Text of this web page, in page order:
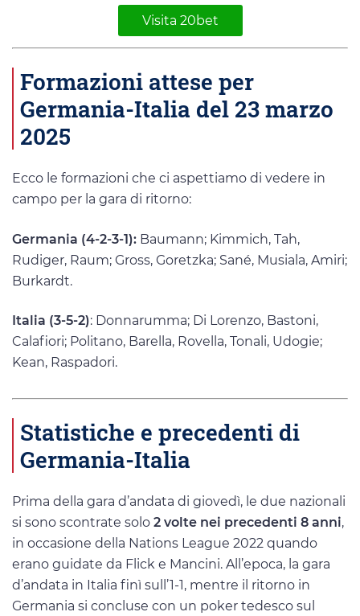
Visita 20bet
Formazioni attese per
Germania-Italia del 23 marzo
2025
Ecco le formazioni che ci aspettiamo di vedere in
campo per la gara di ritorno:
Germania (4-2-3-1): Baumann; Kimmich, Tah,
Rudiger, Raum; Gross, Goretzka; Sané, Musiala, Amiri;
Burkardt.
Italia (3-5-2): Donnarumma; Di Lorenzo, Bastoni,
Calafiori; Politano, Barella, Rovella, Tonali, Udogie;
Kean, Raspadori.
Statistiche e precedenti di
Germania-Italia
Prima della gara d’andata di giovedì, le due nazionali
si sono scontrate solo 2 volte nei precedenti 8 anni,
in occasione della Nations League 2022 quando
erano guidate da Flick e Mancini. All’epoca, la gara
d’andata in Italia finì sull’1-1, mentre il ritorno in
Germania si concluse con un poker tedesco sul